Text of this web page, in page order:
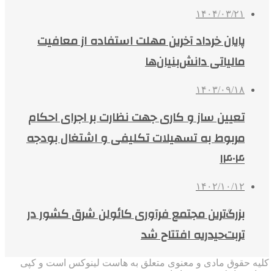
۱۴۰۴/۰۳/۲۱
پایان خرداد آخرین مهلت استفاده از معافیت
مالیاتی دانش‌بنیان‌ها
۱۴۰۳/۰۹/۱۸
تعیین ساز و کاری جهت نظارت بر اجرای احکام
مربوط به تسهیلات تکلیفی و اشتغال بودجه
۱۴۰۴
۱۴۰۲/۱۰/۱۲
بزرگ‌ترین مجتمع فرآوری کائولن شرق کشور در
تربت‌حیدریه افتتاح شد
کلیه حقوق مادی و معنوی متعلق به هاست لینوکس است و کپی